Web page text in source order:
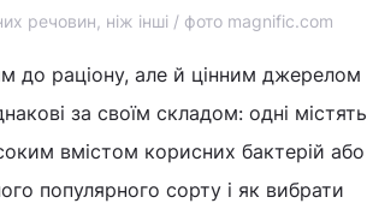
речовин, ніж інші / фото magnific.com
до раціону, але й цінним джерелом
за своїм складом: одні містять
вмістом корисних бактерій або
популярного сорту і як вибрати